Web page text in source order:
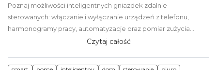
Poznaj możliwości inteligentnych gniazdek zdalnie
sterowanych: włączanie i wyłączanie urządzeń z telefonu,
harmonogramy pracy, automatyzacje oraz pomiar zużycia
energii. Sprawdź, gdzie sprawdzają się najlepiej, jak je
modelu do domu lub firmy.
Czytaj całość